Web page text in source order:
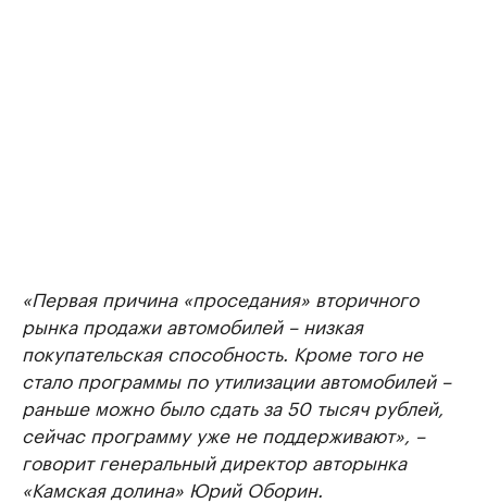
«Первая причина «проседания» вторичного
рынка продажи автомобилей – низкая
покупательская способность. Кроме того не
стало программы по утилизации автомобилей –
раньше можно было сдать за 50 тысяч рублей,
сейчас программу уже не поддерживают», –
говорит генеральный директор авторынка
«Камская долина» Юрий Оборин.